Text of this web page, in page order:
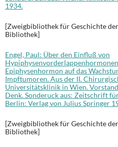
1934.
[Zweigbibliothek für Geschichte
Bibliothek]
Engel, Paul: Über den Einfluß von
Epiphysenhormon auf das
Impftumoren. Aus der II.
Universitätsklinik in Wien.
Denk. Sonderuck aus: Zeitschrift
Berlin: Verlag von Julius Springer
[Zweigbibliothek für Geschichte
Bibliothek]